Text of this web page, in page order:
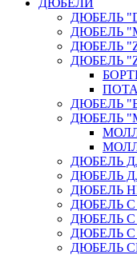
ДЮБЕЛИ
ДЮБЕЛЬ
ДЮБЕЛЬ
ДЮБЕЛЬ
ДЮБЕЛЬ
ДЮБЕЛЬ
ДЮБЕЛЬ
ДЮБЕЛЬ
ДЮБЕЛЬ
ДЮБЕЛЬ
ДЮБЕЛЬ
ДЮБЕЛЬ
ДЮБЕЛЬ
ДЮБЕЛЬ